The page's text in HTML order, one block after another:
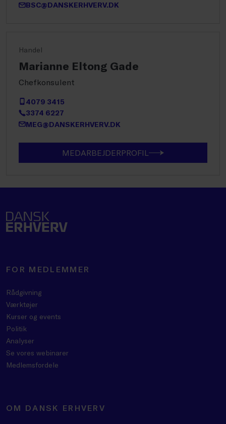
BSC@DANSKERHVERV.DK
Handel
Marianne Eltong Gade
Chefkonsulent
4079 3415
3374 6227
MEG@DANSKERHVERV.DK
MEDARBEJDERPROFIL
FOR MEDLEMMER
Rådgivning
Værktøjer
Kurser og events
Politik
Analyser
Se vores webinarer
Medlemsfordele
OM DANSK ERHVERV